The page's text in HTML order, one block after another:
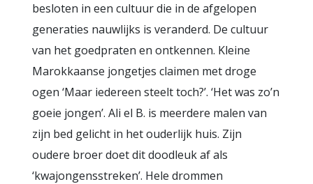
besloten in een cultuur die in de afgelopen
generaties nauwlijks is veranderd. De cultuur
van het goedpraten en ontkennen. Kleine
Marokkaanse jongetjes claimen met droge
ogen ‘Maar iedereen steelt toch?’. ‘Het was zo’n
goeie jongen’. Ali el B. is meerdere malen van
zijn bed gelicht in het ouderlijk huis. Zijn
oudere broer doet dit doodleuk af als
‘kwajongensstreken’. Hele drommen